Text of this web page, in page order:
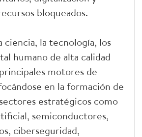
bloqueados.
ciencia, la tecnología, los
humano de alta calidad
motores de
en la formación de
estratégicos como
semiconductores,
ciberseguridad,